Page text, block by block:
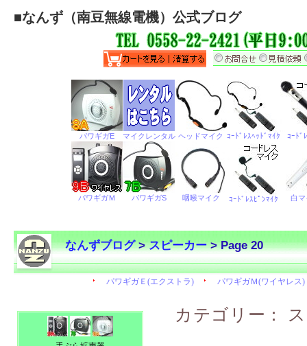
■なんず（南豆無線電機）公式ブログ
なんずブログ>スピーカー> Page 20
カテゴリー：